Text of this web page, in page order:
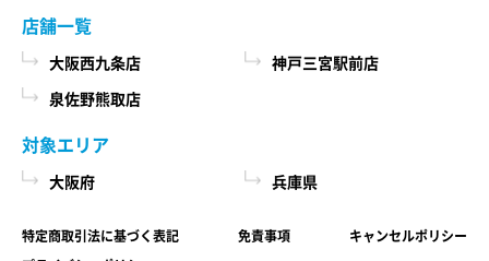
を利用しようとするユーザーの利用をお断りす
るために、利用態様、氏名や住所など個人を特
定するための情報を利用する目的
ユーザーからのお問い合わせに対応するため
に、お問い合わせ内容や代金の請求に関する情
報など当社がユーザーに対してサービスを提供
するにあたって必要となる情報や、ユーザーの
サービス利用状況、連絡先情報などを利用する
は廃棄等を行いますので、あらかじめご了承くだ
さい。
第７条 修理保証について
当社がおこなった修理において、修理完了日（当
社所定の処理が完了し、修理依頼品をお客様に引
品)または3ヶ月以内(その他の修理対応)に修理依頼
店舗一覧
大阪西九条店
神戸三宮駅前店
泉佐野熊取店
対象エリア
大阪府 兵庫県
特定商取引法に基づく表記 免責事項
キャンセルポリシー